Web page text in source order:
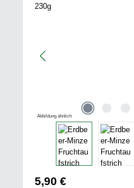
Abbildung ähnlich
Regulärer Preis:
5,90 €